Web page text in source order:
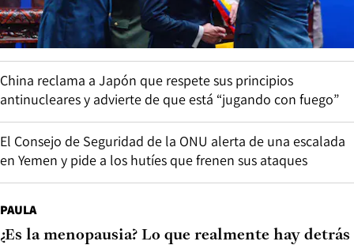
China reclama a Japón que respete sus principios
antinucleares y advierte de que está “jugando con fuego”
El Consejo de Seguridad de la ONU alerta de una escalada
en Yemen y pide a los hutíes que frenen sus ataques
PAULA
¿Es la menopausia? Lo que realmente hay detrás